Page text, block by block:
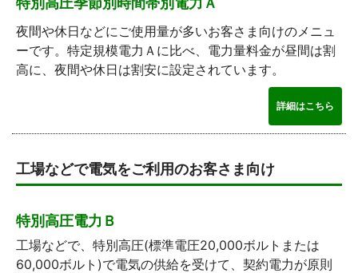
夜間や休日などにご使用量が多いお客さま向けのメニュ
ーです。特定規模電力Ａに比べ、電力量料金が昼間は割
高に、夜間や休日は割安に設定されています。
詳細はこちら
工場などで電気をご利用のお客さま向け
特別高圧電力Ｂ
工場などで、特別高圧(標準電圧20,000ボルトまたは
60,000ボルト)で電気の供給を受けて、契約電力が原則